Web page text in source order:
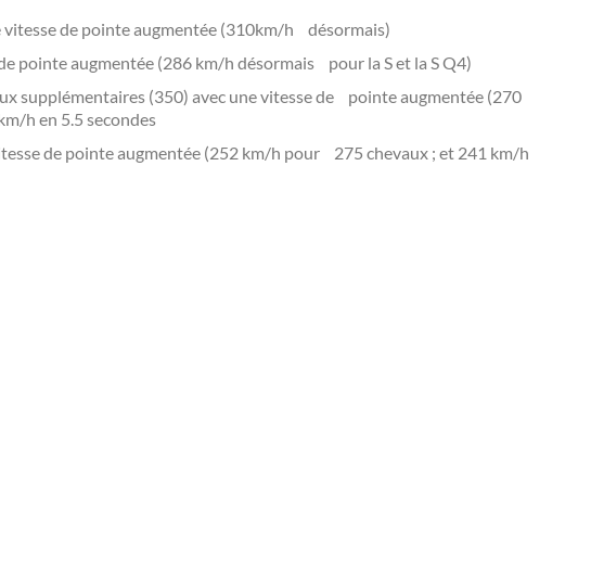
vitesse de pointe augmentée (310km/h désormais)
pointe augmentée (286 km/h désormais pour la S et la S Q4)
supplémentaires (350) avec une vitesse de pointe augmentée (270
h en 5.5 secondes
de pointe augmentée (252 km/h pour 275 chevaux ; et 241 km/h